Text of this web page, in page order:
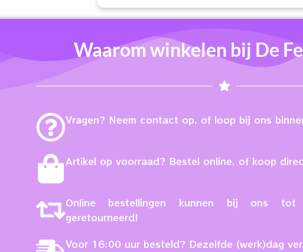
Waarom winkelen bij De
Vragen? Neem contact op, of loop bij ons
Artikel op voorraad? Bestel online, of koop
Online bestellingen kunnen bij ons
geretourneerd!
Voor 16:00 uur besteld? Dezelfde (werk)dag